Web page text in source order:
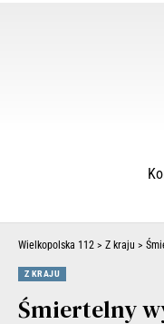
Wielkopolska 112 > Z kraju >
Z KRAJU
Śmiertelny